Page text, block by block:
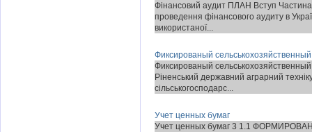
Фінансовий аудит ПЛАН Вступ Частина
проведення фінансового аудиту в
використаної...
Фиксированый
Фиксированый сельськохозяйственный
Ріненський державний аграрний
сільськогосподарс...
Учет ценных бумаг
Учет ценных бумаг 3 1.1